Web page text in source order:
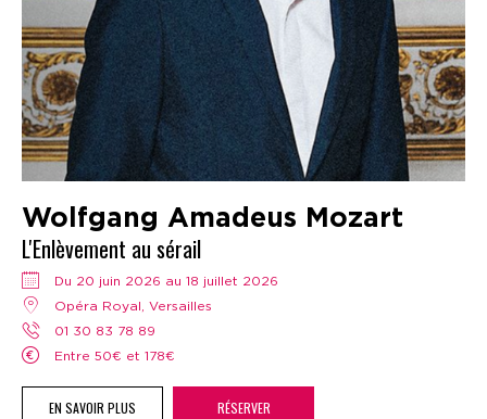
Wolfgang Amadeus Mozart
L'Enlèvement au sérail
Du 20 juin 2026 au 18 juillet 2026
Opéra Royal, Versailles
01 30 83 78 89
Entre 50€ et 178€
EN SAVOIR PLUS RÉSERVER